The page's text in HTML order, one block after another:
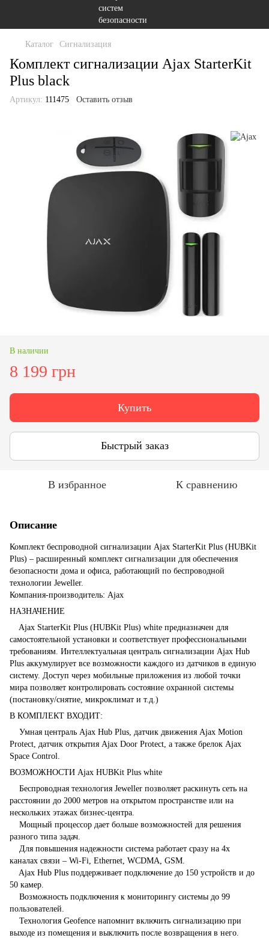
Каталог Сигнализация
Комплект сигнализации Ajax StarterKit
Plus black
Артикул: 111475 Оставить отзыв
В наличии
8 199 грн
Купить
Быстрый заказ
В избранное К сравнению
Описание
Комплект беспроводной сигнализации Ajax StarterKit Plus (HUBKit
Plus) – расширенный комплект сигнализации для обеспечения
безопасности дома и офиса, работающий по беспроводной
технологии Jeweller.
Компания-производитель: Ajax
НАЗНАЧЕНИЕ
Ajax StarterKit Plus (HUBKit Plus) white предназначен для
самостоятельной установки и соответствует профессиональными
требованиям. Интеллектуальная централь сигнализации Ajax Hub
Plus аккумулирует все возможности каждого из датчиков в единую
систему. Доступ через мобильные приложения из любой точки
мира позволяет контролировать состояние охранной системы
(постановку/снятие, микроклимат и т.д.)
В КОМПЛЕКТ ВХОДИТ:
Умная централь Ajax Hub Plus, датчик движения Ajax Motion
Protect, датчик открытия Ajax Door Protect, а также брелок Ajax
Space Control.
ВОЗМОЖНОСТИ Ajax HUBKit Plus white
Беспроводная технология Jeweller позволяет раскинуть сеть на
расстоянии до 2000 метров на открытом пространстве или на
нескольких этажах бизнес-центра.
Мощный процессор дает больше возможностей для решения
разного типа задач.
Для повышения надежности система работает сразу на 4х
каналах связи – Wi-Fi, Ethernet, WCDMA, GSM.
Ajax Hub Plus поддерживает подключение до 150 устройств и до
50 камер.
Возможность подключения к мониторингу системы до 99
пользователей.
Технология Geofence напомнит включить сигнализацию при
выходе из помещения и выключить после возвращения в него.